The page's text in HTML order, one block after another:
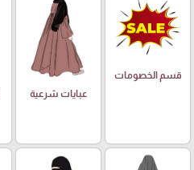
قسم الخصومات
عبايات شرعية